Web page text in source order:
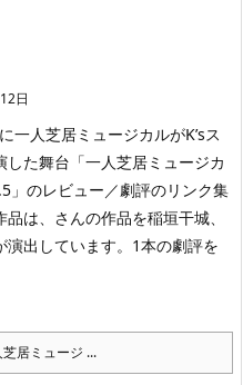
日
一人芝居ミュージカルがK’sス
した舞台「一人芝居ミュージカ
」のレビュー／劇評のリンク集
品は、さんの作品を稲垣干城、
演出しています。1本の劇評を
居ミュージ ...